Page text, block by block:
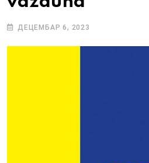
ДЕЦЕМБАР 6, 2023